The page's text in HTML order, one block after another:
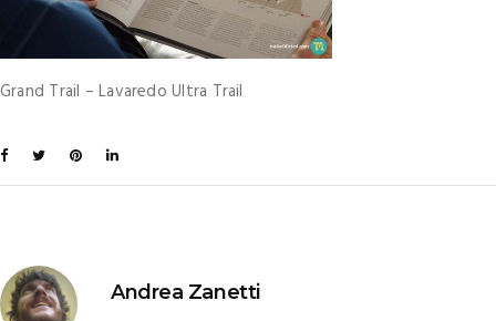
Grand Trail – Lavaredo Ultra Trail
Andrea Zanetti